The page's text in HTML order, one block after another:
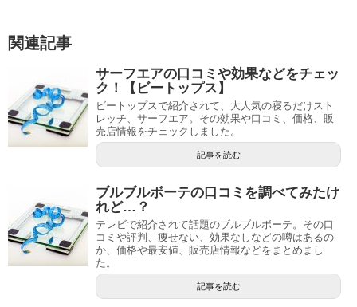
関連記事
サーフエアの口コミや効果などをチェッ
ク！【ビートップス】
ビートップスで紹介されて、大人気の寝るだけスト
レッチ、サーフエア。その効果や口コミ、価格、販
売店情報をチェックしました。
記事を読む
ブルブルボーテの口コミを調べてみたけ
れど…？
テレビで紹介されて話題のブルブルボーテ。その口
コミや評判、痩せない、効果なしなどの噂はあるの
か、価格や最安値、販売店情報などをまとめまし
た。
記事を読む